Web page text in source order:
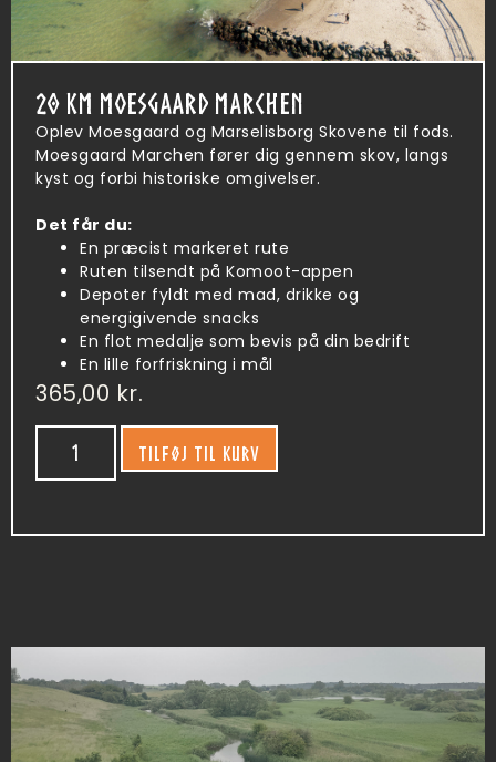
20 KM MOESGAARD MARCHEN
Oplev Moesgaard og Marselisborg Skovene til fods.
Moesgaard Marchen fører dig gennem skov, langs
kyst og forbi historiske omgivelser.
Det får du:
En præcist markeret rute
Ruten tilsendt på Komoot-appen
Depoter fyldt med mad, drikke og
energigivende snacks
En flot medalje som bevis på din bedrift
En lille forfriskning i mål
365,00 kr.
TILFØJ TIL KURV